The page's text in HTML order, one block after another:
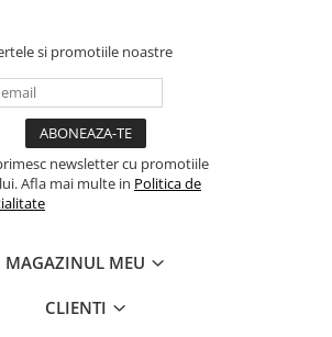
pe toata suprafata pentru o aplicare usoara,
o lipire sigura si de lunga durata.
inclus : Include servetele umede, uscate si
indepartarea prafului, pentru o aplicare
si promotiile noastre
newsletter cu promotiile
Afla mai multe in Politica de
MAGAZINUL MEU
CLIENTI